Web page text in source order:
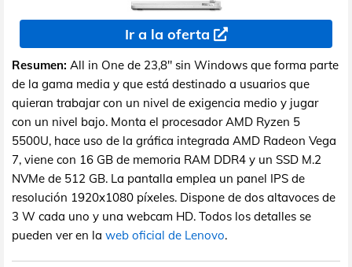
Ir a la oferta
Resumen: All in One de 23,8" sin Windows que forma parte
de la gama media y que está destinado a usuarios que
quieran trabajar con un nivel de exigencia medio y jugar
con un nivel bajo. Monta el procesador AMD Ryzen 5
5500U, hace uso de la gráfica integrada AMD Radeon Vega
7, viene con 16 GB de memoria RAM DDR4 y un SSD M.2
NVMe de 512 GB. La pantalla emplea un panel IPS de
resolución 1920x1080 píxeles. Dispone de dos altavoces de
3 W cada uno y una webcam HD. Todos los detalles se
pueden ver en la web oficial de Lenovo.